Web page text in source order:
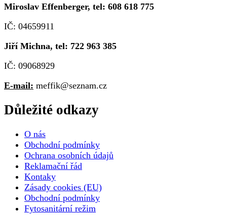
Miroslav Effenberger, tel: 608 618 775
IČ: 04659911
Jiří Michna, tel: 722 963 385
IČ: 09068929
E-mail: meffik@seznam.cz
Důležité odkazy
O nás
Obchodní podmínky
Ochrana osobních údajů
Reklamační řád
Kontaky
Zásady cookies (EU)
Obchodní podmínky
Fytosanitární režim